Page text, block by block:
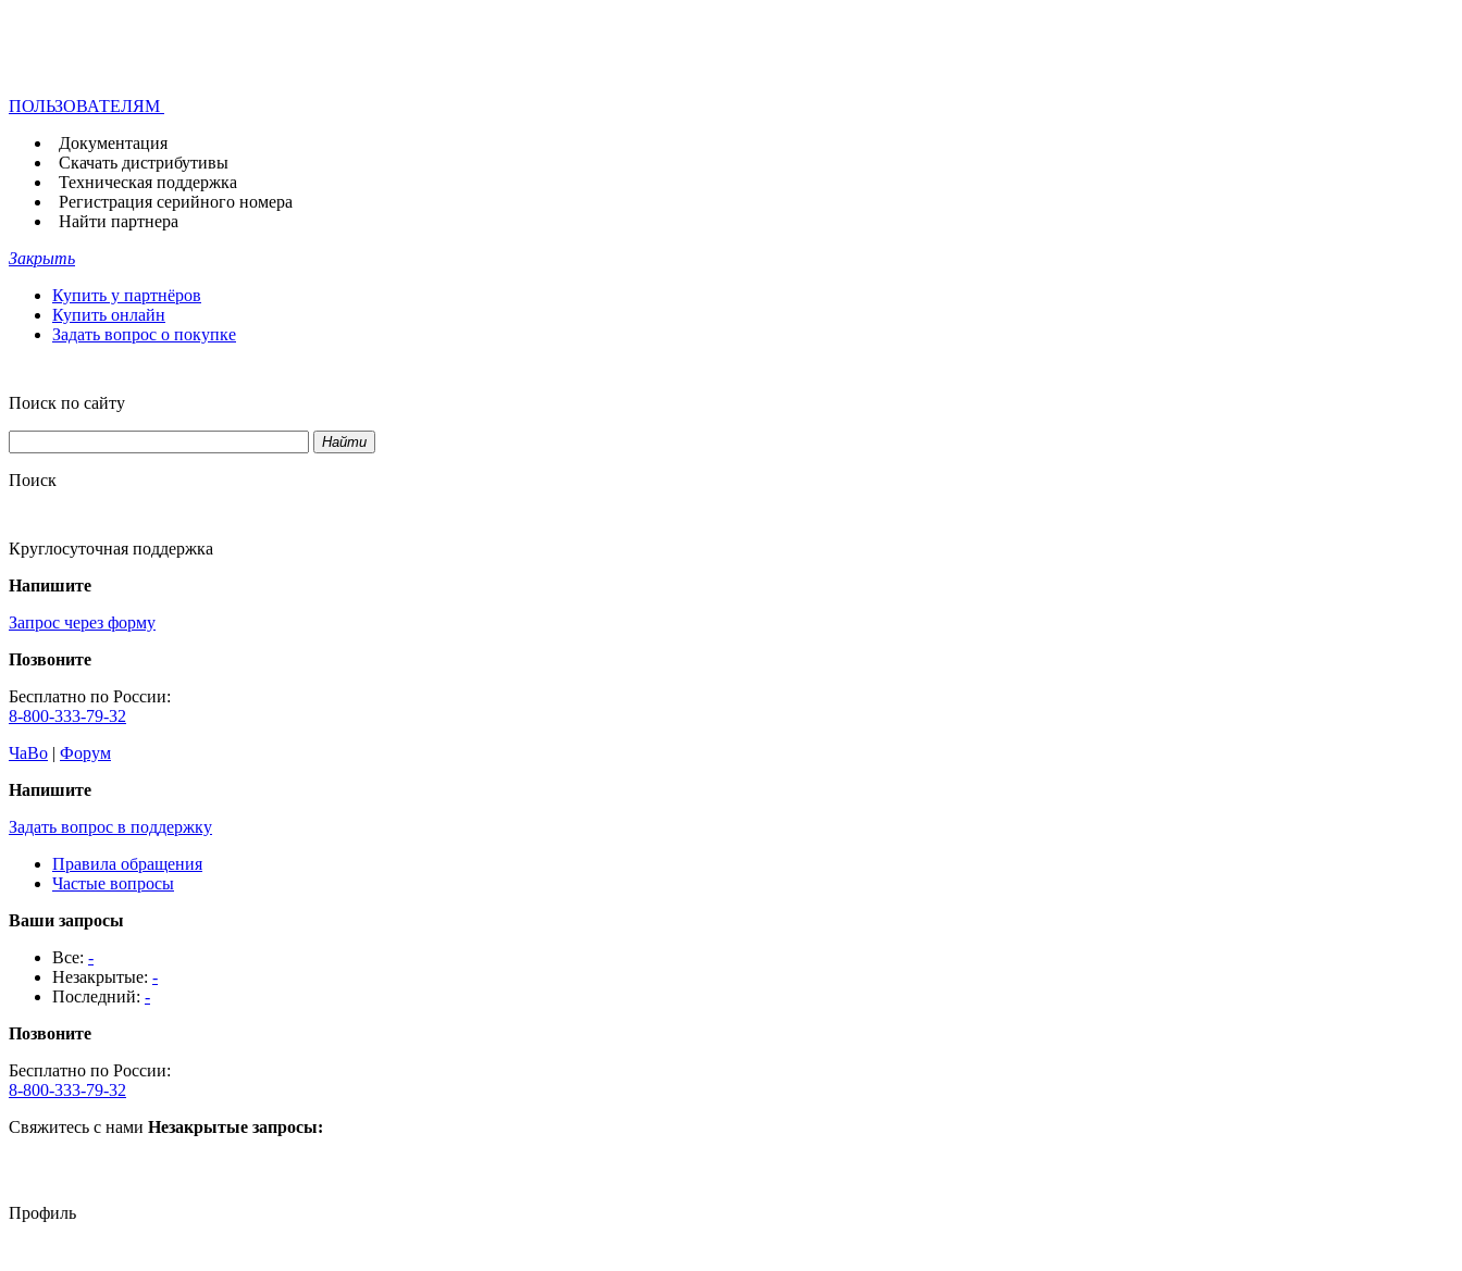
ПОЛЬЗОВАТЕЛЯМ
Документация
Скачать дистрибутивы
Техническая поддержка
Регистрация серийного номера
Найти партнера
Закрыть
Купить у партнёров
Купить онлайн
Задать вопрос о покупке
Поиск по сайту
Найти
Поиск
Круглосуточная поддержка
Напишите
Запрос через форму
Позвоните
Бесплатно по России:
8-800-333-79-32
ЧаВо | Форум
Напишите
Задать вопрос в поддержку
Правила обращения
Частые вопросы
Ваши запросы
Все: -
Незакрытые: -
Последний: -
Позвоните
Бесплатно по России:
8-800-333-79-32
Свяжитесь с нами Незакрытые запросы:
Профиль